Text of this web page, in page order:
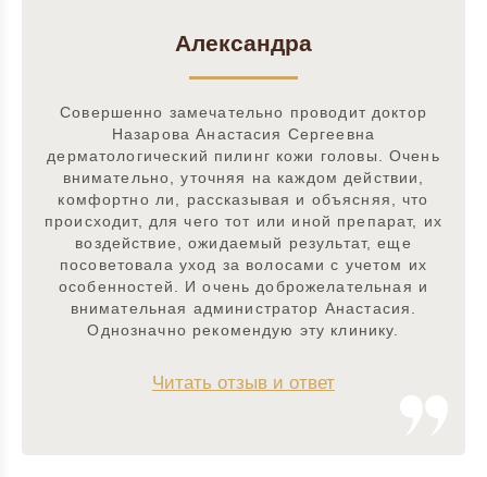
Александра
Совершенно замечательно проводит доктор
Назарова Анастасия Сергеевна
дерматологический пилинг кожи головы. Очень
внимательно, уточняя на каждом действии,
комфортно ли, рассказывая и объясняя, что
происходит, для чего тот или иной препарат, их
воздействие, ожидаемый результат, еще
посоветовала уход за волосами с учетом их
особенностей. И очень доброжелательная и
внимательная администратор Анастасия.
Однозначно рекомендую эту клинику.
Читать отзыв и ответ